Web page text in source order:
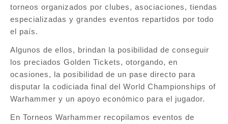
torneos organizados por clubes, asociaciones, tiendas
especializadas y grandes eventos repartidos por todo
el país.
Algunos de ellos, brindan la posibilidad de conseguir
los preciados Golden Tickets, otorgando, en
ocasiones, la posibilidad de un pase directo para
disputar la codiciada final del World Championships of
Warhammer y un apoyo económico para el jugador.
En Torneos Warhammer recopilamos eventos de